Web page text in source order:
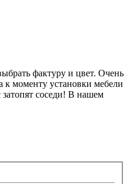
фактуру и цвет. Очень
к моменту установки мебели
соседи! В нашем